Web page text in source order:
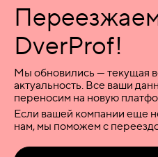
ДВЕРИ
ФУРНИТУРА
ВОРОТА
ПЕРЕГОРОДКИ
DverProf!
Мы обновились — текущая
актуальность. Все ваши
переносим на новую
Если вашей компании еще
нам, мы поможем с